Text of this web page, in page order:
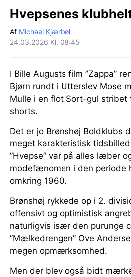
Hvepsenes
Af Michael Kjærbøl
24.03.2026 Kl. 08:45
I Bille Augusts film ”Zappa”
Bjørn rundt i Utterslev Mose
Mulle i en flot Sort-gul stribet
shorts.
Det er jo Brønshøj Boldklubs
meget karakteristisk
”Hvepse” var på alles læber
modefænomen i den periode
omkring 1960.
Brønshøj rykkede op i 2.
offensivt og optimistisk
naturligvis især den purunge
”Mælkedrengen” Ove
megen opmærksomhed.
Men der blev også bidt